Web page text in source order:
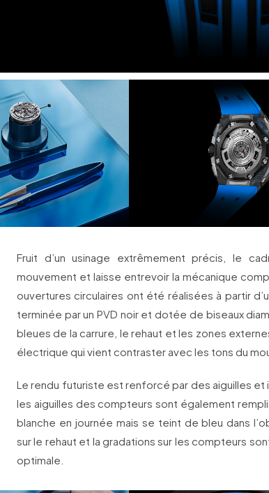
Fruit d’un usinage extrêmement précis, le
mouvement et laisse entrevoir la mécanique
ouvertures circulaires ont été réalisées à partir
terminée par un PVD noir et dotée de biseaux
bleues de la carrure, le rehaut et les zones
électrique qui vient contraster avec les tons du
Le rendu futuriste est renforcé par des aiguilles
les aiguilles des compteurs sont également
blanche en journée mais se teint de bleu dans
sur le rehaut et la gradations sur les compteurs
optimale.